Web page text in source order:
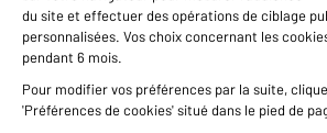
Nous contacter